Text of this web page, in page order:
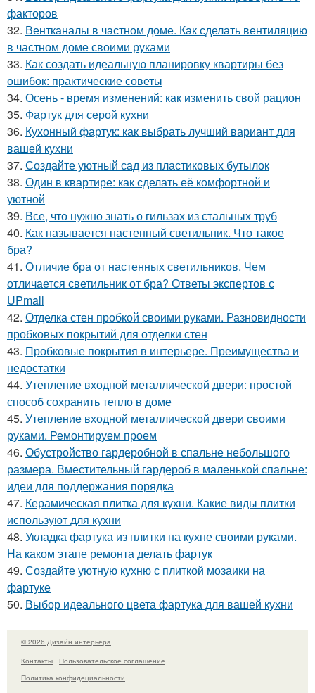
факторов
32. Вентканалы в частном доме. Как сделать вентиляцию
в частном доме своими руками
33. Как создать идеальную планировку квартиры без
ошибок: практические советы
34. Осень - время изменений: как изменить свой рацион
35. Фартук для серой кухни
36. Кухонный фартук: как выбрать лучший вариант для
вашей кухни
37. Создайте уютный сад из пластиковых бутылок
38. Один в квартире: как сделать её комфортной и
уютной
39. Все, что нужно знать о гильзах из стальных труб
40. Как называется настенный светильник. Что такое
бра?
41. Отличие бра от настенных светильников. Чем
отличается светильник от бра? Ответы экспертов с
UPmall
42. Отделка стен пробкой своими руками. Разновидности
пробковых покрытий для отделки стен
43. Пробковые покрытия в интерьере. Преимущества и
недостатки
44. Утепление входной металлической двери: простой
способ сохранить тепло в доме
45. Утепление входной металлической двери своими
руками. Ремонтируем проем
46. Обустройство гардеробной в спальне небольшого
размера. Вместительный гардероб в маленькой спальне:
идеи для поддержания порядка
47. Керамическая плитка для кухни. Какие виды плитки
используют для кухни
48. Укладка фартука из плитки на кухне своими руками.
На каком этапе ремонта делать фартук
49. Создайте уютную кухню с плиткой мозаики на
фартуке
50. Выбор идеального цвета фартука для вашей кухни
© 2026 Дизайн интерьера
Контакты
Пользовательское соглашение
Политика конфидециальности